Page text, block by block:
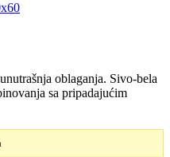
oblaganja. Sivo-bela
sa pripadajućim